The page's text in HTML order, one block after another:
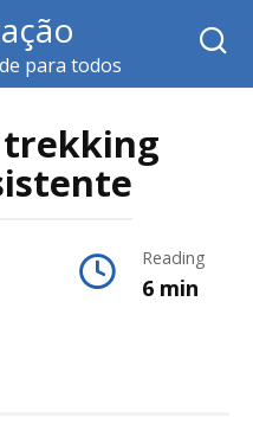
para todos
trekking
Reading
6 min